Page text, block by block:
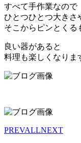
すべて手作業なので
ひとつひとつ大きさ
そこからピンとくる
良い器があると
料理も楽しくなりま
PREVALLNEXT